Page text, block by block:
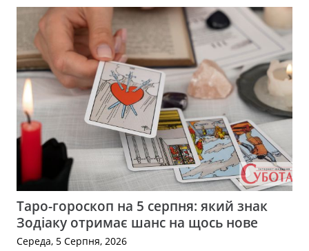
Таро-гороскоп на 5 серпня: який знак
Зодіаку отримає шанс на щось нове
Середа, 5 Серпня, 2026